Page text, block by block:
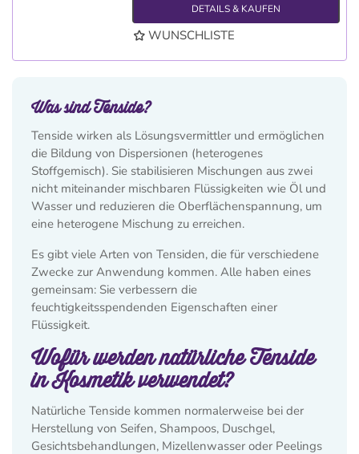
DETAILS & KAUFEN
WUNSCHLISTE
Was sind Tenside?
Tenside wirken als Lösungsvermittler und ermöglichen
die Bildung von Dispersionen (heterogenes
Stoffgemisch). Sie stabilisieren Mischungen aus zwei
nicht miteinander mischbaren Flüssigkeiten wie Öl und
Wasser und reduzieren die Oberflächenspannung, um
eine heterogene Mischung zu erreichen.
Es gibt viele Arten von Tensiden, die für verschiedene
Zwecke zur Anwendung kommen. Alle haben eines
gemeinsam: Sie verbessern die
feuchtigkeitsspendenden Eigenschaften einer
Flüssigkeit.
Wofür werden natürliche Tenside
in Kosmetik verwendet?
Natürliche Tenside kommen normalerweise bei der
Herstellung von Seifen, Shampoos, Duschgel,
Gesichtsbehandlungen, Mizellenwasser oder Peelings